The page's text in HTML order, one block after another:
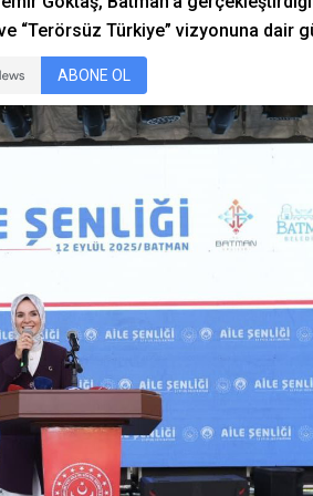
“Terörsüz Türkiye” vizyonuna dair
ABONE OL